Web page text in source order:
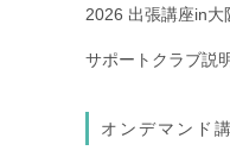
2026 出張講座in大
サポートクラブ説
オンデマンド